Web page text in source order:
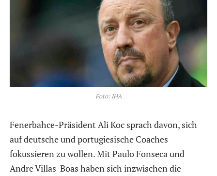
Foto: IHA
Fenerbahce-Präsident Ali Koc sprach davon, sich
auf deutsche und portugiesische Coaches
fokussieren zu wollen. Mit Paulo Fonseca und
Andre Villas-Boas haben sich inzwischen die